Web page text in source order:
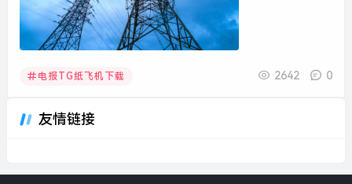
电报TG纸飞机下载 2642 0
友情链接